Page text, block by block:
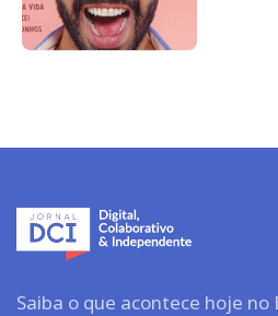
Saiba o que acontece hoje no